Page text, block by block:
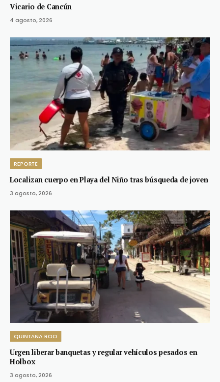
Vicario de Cancún
4 agosto, 2026
REPORTE
Localizan cuerpo en Playa del Niño tras búsqueda de joven
3 agosto, 2026
QUINTANA ROO
Urgen liberar banquetas y regular vehículos pesados en
Holbox
3 agosto, 2026